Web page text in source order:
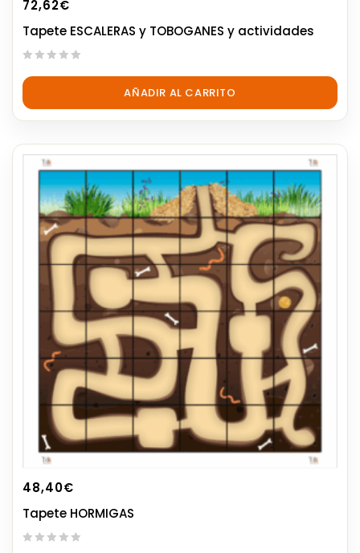
72,62€
Tapete ESCALERAS y TOBOGANES y actividades
out
5
AÑADIR AL CARRITO
48,40€
Tapete HORMIGAS